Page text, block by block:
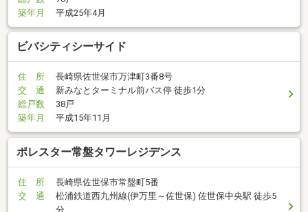
築年月
平成25年4月
ビバシティシーサイド
住 所
長崎県佐世保市万津町3番8号
交 通
新みなとターミナル前バス停 徒歩1分
総戸数
38戸
築年月
平成15年11月
ポレスター常盤タワーレジデンス
住 所
長崎県佐世保市常盤町5番
交 通
松浦鉄道西九州線(伊万里～佐世保) 佐世保中央駅 徒歩5
分